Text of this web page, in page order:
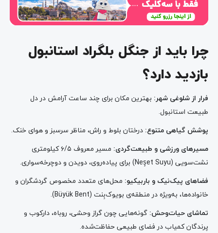
چرا باید از جنگل بلگراد استانبول
بازدید دارد؟
فرار از شلوغی شهر: بهترین مکان برای چند ساعت آرامش در دل
طبیعت استانبول.
پوشش گیاهی متنوع: درختان بلوط و راش، مناظر سرسبز و هوای خنک.
مسیرهای ورزشی و طبیعت‌گردی:
مسیر معروف ۶/۵ کیلومتری
نشت‌سویی (Neşet Suyu) برای پیاده‌روی، دویدن و دوچرخه‌سواری.
فضاهای پیک‌نیک و باربیکیو: محل‌های متعدد مخصوص گردشگران و
خانواده‌ها، به‌ویژه در منطقه‌ی بویوک‌بِنت (Büyük Bent).
تماشای حیات‌وحش: گونه‌هایی چون گراز وحشی، روباه، دارکوب و
پرندگان کمیاب در فضای طبیعی حفاظت‌شده.